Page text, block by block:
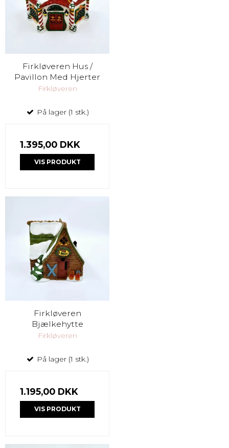
Firkløveren Hus /
Pavillon Med Hjerter
Firkløveren
På lager (1 stk.)
1.395,00 DKK
VIS PRODUKT
Firkløveren
Bjælkehytte
Firkløveren
På lager (1 stk.)
1.195,00 DKK
VIS PRODUKT